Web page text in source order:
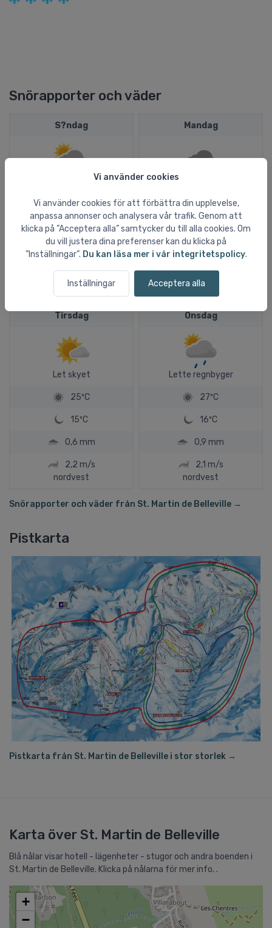
Vi använder cookies
Vi använder cookies för att förbättra din upplevelse,
anpassa annonser och analysera vår trafik. Genom att
klicka på ”Acceptera alla” samtycker du till alla cookies. Om
du vill justera dina preferenser kan du klicka på
”Inställningar”. Du kan läsa mer i vår integritetspolicy.
Inställningar Acceptera alla
Snörapporter och väder
S?ndag
27ºC
16ºC
0,7 mm
3,4 m/s
vest-nordvest
Mandag
25ºC
16ºC
1,1 mm
3,1 m/s
vest-nordvest
Tirsdag
Let skyet
25ºC
15ºC
0,6 mm
2,2 m/s
nordvest
Onsdag
Lette regnbyger
27ºC
16ºC
0,9 mm
2,1 m/s
nordvest
Snörapporter och väder från St. Martin de Belleville →
Pistkarta
Pistkarta från St. Martin de Belleville i stor storlek →
Karta över St. Martin de Belleville
Blå nålar visar hotell - lägenheter - stugor och andra boenden i
St. Martin de Belleville. Klicka på nålarna för mer info. .
+
−